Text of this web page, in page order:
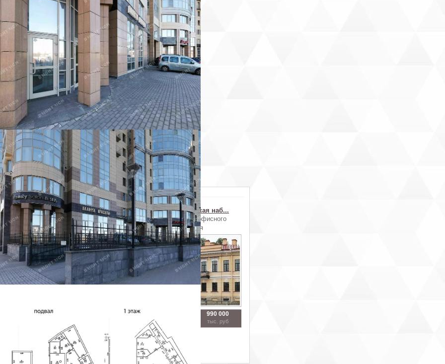
на объявление
уверены, что хотите пожаловаться на объявление?
Отменить
Похожие объекты в Центральном районе
г. Воскресенская...
Продажа офисного
помещения
68 000
г. Боровая ул., ...
Продажа офисного
помещения
400 000
г. Синопская наб...
Продажа офисного
помещения
990 000
тыс. руб
Показать похожие на eip.ru